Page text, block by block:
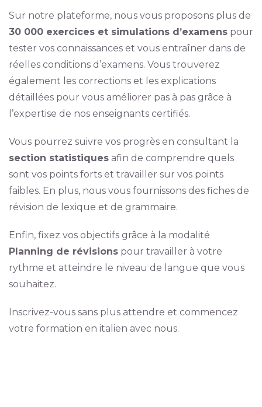
Sur notre plateforme, nous vous proposons plus de
30 000 exercices et simulations d’examenspour
tester vos connaissances et vous entraîner dans de
réelles conditions d’examens. Vous trouverez
également les corrections et les explications
détaillées pour vous améliorer pas à pas grâce à
l’expertise de nos enseignants certifiés.
Vous pourrez suivre vos progrès en consultant la
section statistiquesafin de comprendre quels
sont vos points forts et travailler sur vos points
faibles. En plus, nous vous fournissons des fiches de
révision de lexique et de grammaire.
Enfin, fixez vos objectifs grâce à la modalité
Planning de révisionspour travailler à votre
rythme et atteindre le niveau de langue que vous
souhaitez.
Inscrivez-vous sans plus attendre et commencez
votre formation en italien avec nous.